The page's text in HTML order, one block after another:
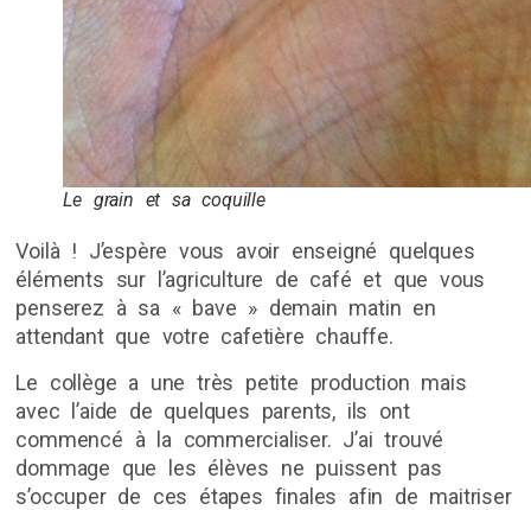
Le grain et sa coquille
Voilà ! J’espère vous avoir enseigné quelques
éléments sur l’agriculture de café et que vous
penserez à sa « bave » demain matin en
attendant que votre cafetière chauffe.
Le collège a une très petite production mais
avec l’aide de quelques parents, ils ont
commencé à la commercialiser. J’ai trouvé
dommage que les élèves ne puissent pas
s’occuper de ces étapes finales afin de maitriser